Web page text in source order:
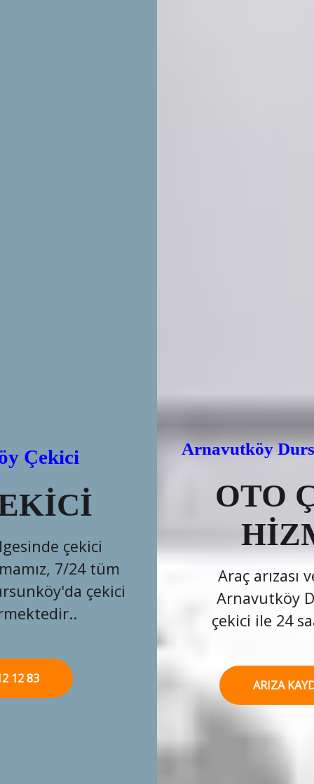
Arnavutköy Dursunköy Oto Çekici
OTO ÇEKİCİ
HİZMETİ
Araç arızası ve kaza anında
Arnavutköy Dursunköy oto
çekici ile 24 saat hizmet alın.